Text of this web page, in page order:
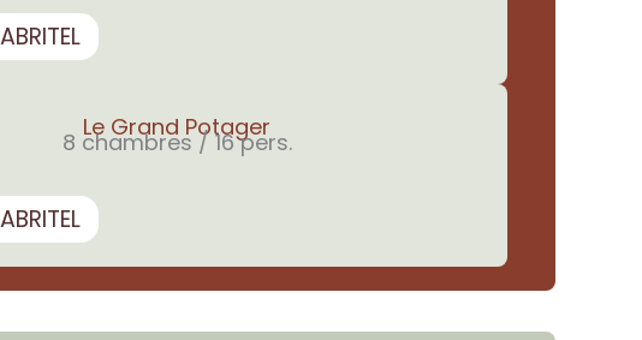
ABRITEL
Le Grand Potager
8 chambres / 16 pers.
ABRITEL